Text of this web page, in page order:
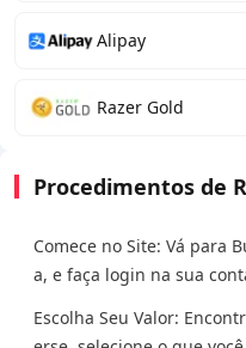
Alipay
Razer Gold
Procedimentos de
Comece no Site: Vá para
a, e faça login na sua
Escolha Seu Valor: